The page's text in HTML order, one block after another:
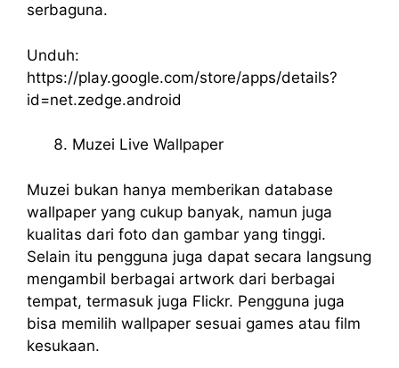
serbaguna.
Unduh:
https://play.google.com/store/apps/details?
id=net.zedge.android
Muzei Live Wallpaper
Muzei bukan hanya memberikan database
wallpaper yang cukup banyak, namun juga
kualitas dari foto dan gambar yang tinggi.
Selain itu pengguna juga dapat secara langsung
mengambil berbagai artwork dari berbagai
tempat, termasuk juga Flickr. Pengguna juga
bisa memilih wallpaper sesuai games atau film
kesukaan.